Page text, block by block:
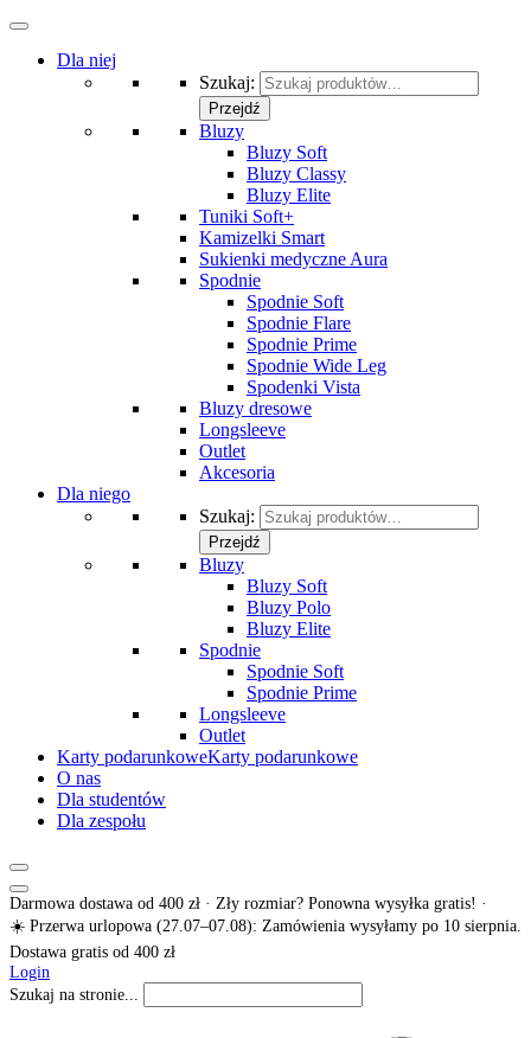
Dla niej
Szukaj:
Przejdź
Bluzy
Bluzy Soft
Bluzy Classy
Bluzy Elite
Tuniki Soft+
Kamizelki Smart
Sukienki medyczne Aura
Spodnie
Spodnie Soft
Spodnie Flare
Spodnie Prime
Spodnie Wide Leg
Spodenki Vista
Bluzy dresowe
Longsleeve
Outlet
Akcesoria
Dla niego
Szukaj:
Przejdź
Bluzy
Bluzy Soft
Bluzy Polo
Bluzy Elite
Spodnie
Spodnie Soft
Spodnie Prime
Longsleeve
Outlet
Karty podarunkoweKarty podarunkowe
O nas
Dla studentów
Dla zespołu
Darmowa dostawa od 400 zł · Zły rozmiar? Ponowna wysyłka gratis! ·
☀️ Przerwa urlopowa (27.07–07.08): Zamówienia wysyłamy po 10 sierpnia.
Dostawa gratis od 400 zł
Login
Szukaj na stronie...